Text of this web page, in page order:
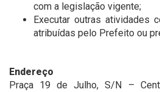
com a legislação vigente;
Executar outras atividades
atribuídas pelo Prefeito ou
Endereço
Praça 19 de Julho, S/N –